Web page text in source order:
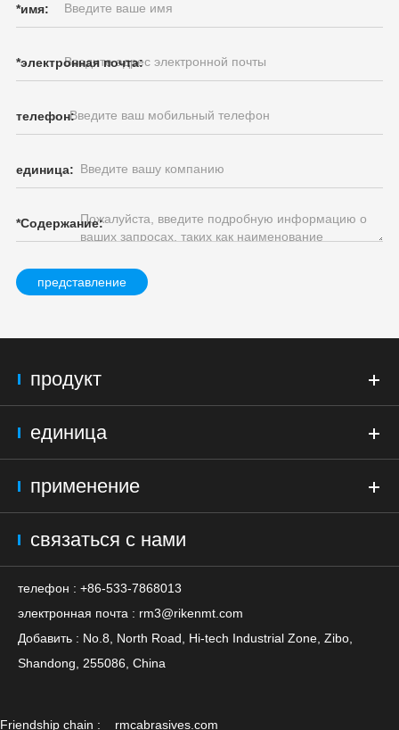
*имя:
*электронная почта:
телефон:
единица:
*Содержание:
представление
продукт
единица
применение
связаться с нами
телефон : +86-533-7868013
электронная почта : rm3@rikenmt.com
Добавить : No.8, North Road, Hi-tech Industrial Zone, Zibo,
Shandong, 255086, China
Friendship chain : rmcabrasives.com